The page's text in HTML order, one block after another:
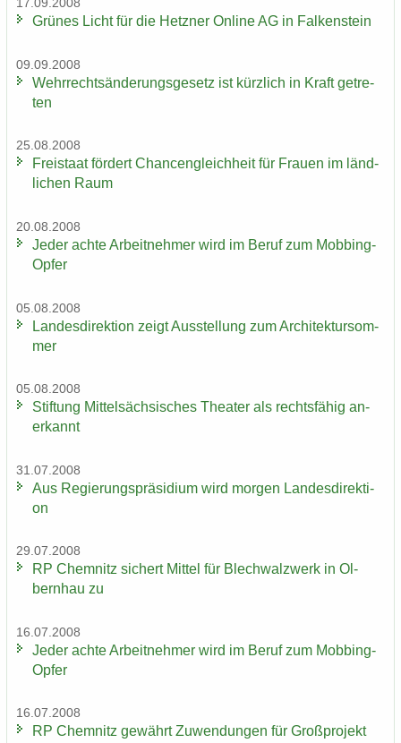
17.09.2008
Grü­nes Licht für die Hetz­ner On­line AG in Fal­ken­stein
09.09.2008
Wehr­rechts­än­de­rungs­ge­setz ist kürz­lich in Kraft ge­tre­
ten
25.08.2008
Frei­staat för­dert Chan­cen­gleich­heit für Frau­en im länd­
li­chen Raum
20.08.2008
Jeder achte Ar­beit­neh­mer wird im Beruf zum Mobbing-​
Opfer
05.08.2008
Lan­des­di­rek­ti­on zeigt Aus­stel­lung zum Ar­chi­tek­tur­som­
mer
05.08.2008
Stif­tung Mit­tel­säch­si­sches Thea­ter als rechts­fä­hig an­
er­kannt
31.07.2008
Aus Re­gie­rungs­prä­si­di­um wird mor­gen Lan­des­di­rek­ti­
on
29.07.2008
RP Chem­nitz si­chert Mit­tel für Blech­walz­werk in Ol­
bern­hau zu
16.07.2008
Jeder achte Ar­beit­neh­mer wird im Beruf zum Mobbing-​
Opfer
16.07.2008
RP Chem­nitz ge­währt Zu­wen­dun­gen für Groß­pro­jekt